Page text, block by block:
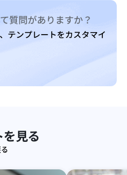
質問がありますか？
テンプレートをカスタマイ
見る